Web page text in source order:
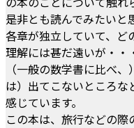
是非とも読んでみたいと
各章が独立していて、ど
理解には甚だ遠いが・・
（一般の数学書に比べ
は）出てこないところな
感じています。
この本は、旅行などの際